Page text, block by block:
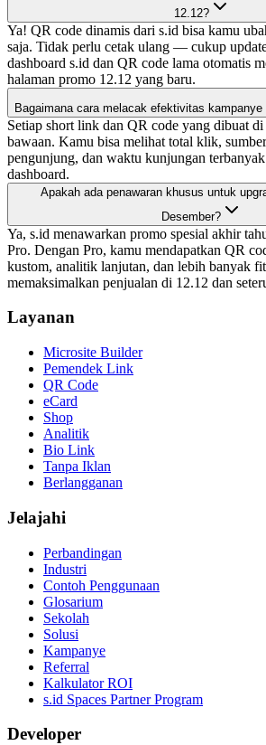
12.12?
Ya! QR code dinamis dari s.id bisa kamu
saja. Tidak perlu cetak ulang — cukup
dashboard s.id dan QR code lama otomatis
halaman promo 12.12 yang baru.
Bagaimana cara melacak efektivitas kampanye
Setiap short link dan QR code yang dibuat
bawaan. Kamu bisa melihat total klik,
pengunjung, dan waktu kunjungan
dashboard.
Apakah ada penawaran khusus untuk
Desember?
Ya, s.id menawarkan promo spesial akhir
Pro. Dengan Pro, kamu mendapatkan QR
kustom, analitik lanjutan, dan lebih banyak
memaksimalkan penjualan di 12.12 dan
Layanan
Microsite Builder
Pemendek Link
QR Code
eCard
Shop
Analitik
Bio Link
Tanpa Iklan
Berlangganan
Jelajahi
Perbandingan
Industri
Contoh Penggunaan
Glosarium
Sekolah
Solusi
Kampanye
Referral
Kalkulator ROI
s.id Spaces Partner Program
Developer